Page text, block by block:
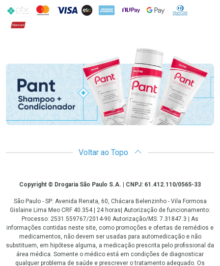
PIX MasterCard
VISA ELO AMEX NuPay Google PayDiners Club
Hipercard
Promoção em Destaque
Voltar ao Topo
CopyrightCopyright © Drogaria São Paulo S.A. | CNPJ: 61.412.110/0565-33
São Paulo - SP: Avenida Renata, 60, Chácara Belenzinho - Vila Formosa
Gislaine Lima Meo CRF 40.354 | 24 horas| Autorização de funcionamento:
Processo: 2531.559767/2014-90 Autorização/MS: 7.31847.3 | As
informações contidas neste site, como promoções e ofertas de remédios e
medicamentos, não devem ser usadas para automedicação e não
substituem, em hipótese alguma, a medicação prescrita pelo profissional da
área médica. Somente o médico está em condições de diagnosticar
qualquer problema de saúde e prescrever o tratamento adequado. Os